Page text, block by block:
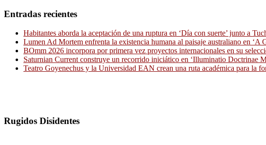
Entradas recientes
Habitantes aborda la aceptación de una ruptura en ‘Día con suerte’ junto a
Lumen Ad Mortem enfrenta la existencia humana al paisaje australiano en ‘A
BOmm 2026 incorpora por primera vez proyectos internacionales en su
Saturnian Current construye un recorrido iniciático en ‘Illuminatio Doctrinae
Teatro Goyenechus y la Universidad EAN crean una ruta académica para la
Rugidos Disidentes